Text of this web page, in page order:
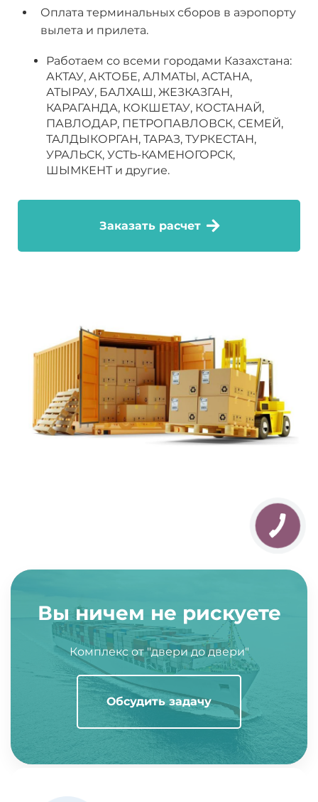
Оплата терминальных сборов в аэропорту
вылета и прилета.
Работаем со всеми городами Казахстана:
АКТАУ, АКТОБЕ, АЛМАТЫ, АСТАНА,
АТЫРАУ, БАЛХАШ, ЖЕЗКАЗГАН,
КАРАГАНДА, КОКШЕТАУ, КОСТАНАЙ,
ПАВЛОДАР, ПЕТРОПАВЛОВСК, СЕМЕЙ,
ТАЛДЫКОРГАН, ТАРАЗ, ТУРКЕСТАН,
УРАЛЬСК, УСТЬ-КАМЕНОГОРСК,
ШЫМКЕНТ и другие.
Заказать расчет
Вы ничем не рискуете
Комплекс от "двери до двери"
Обсудить задачу